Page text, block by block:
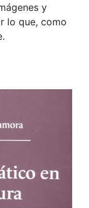
y
lo que, como